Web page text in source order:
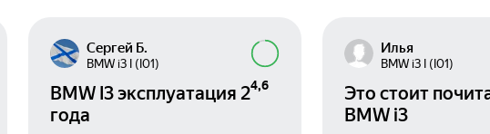
Сергей Б.
BMW i3 I (I01)
4,6
BMW I3 эксплуатация 2
года
Илья
BMW i3 I (I01)
Это стоит
BMW i3